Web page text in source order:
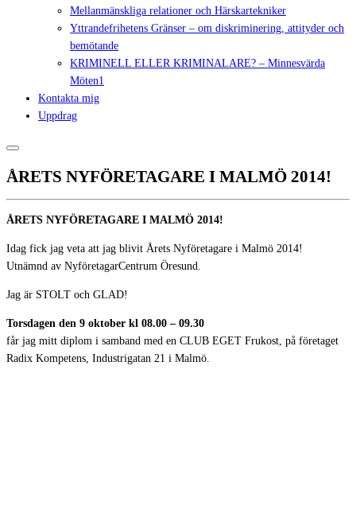
Mellanmänskliga relationer och Härskartekniker
Yttrandefrihetens Gränser – om diskriminering, attityder och
bemötande
KRIMINELL ELLER KRIMINALARE? – Minnesvärda
Möten1
Kontakta mig
Uppdrag
ÅRETS NYFÖRETAGARE I MALMÖ 2014!
ÅRETS NYFÖRETAGARE I MALMÖ 2014!
Idag fick jag veta att jag blivit Årets Nyföretagare i Malmö 2014!
Utnämnd av NyföretagarCentrum Öresund.
Jag är STOLT och GLAD!
Torsdagen den 9 oktober kl 08.00 – 09.30
får jag mitt diplom i samband med en CLUB EGET Frukost, på företaget
Radix Kompetens, Industrigatan 21 i Malmö.